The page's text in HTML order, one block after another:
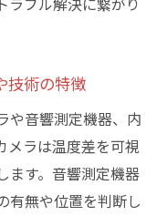
技術の特徴
や音響測定機器、内
メラは温度差を可視
ます。音響測定機器
有無や位置を判断し